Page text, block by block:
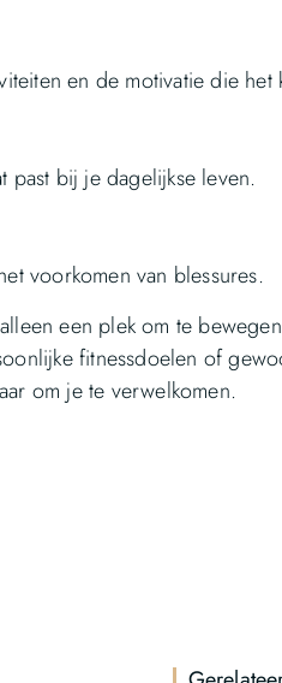
en de motivatie die het
past bij je dagelijkse leven.
voorkomen van blessures.
een plek om te
fitnessdoelen of
om je te verwelkomen.